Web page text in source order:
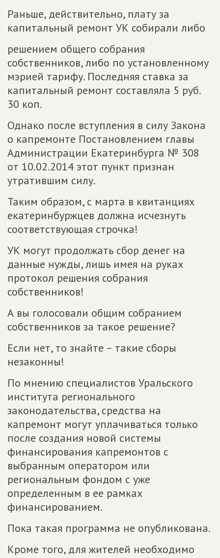
Раньше, действительно, плату за
капитальный ремонт УК собирали либо
решением общего собрания
собственников, либо по установленному
мэрией тарифу. Последняя ставка за
капитальный ремонт составляла 5 руб.
30 коп.
Однако после вступления в силу Закона
о капремонте Постановлением главы
Администрации Екатеринбурга № 308
от 10.02.2014 этот пункт признан
утратившим силу.
Таким образом, с марта в квитанциях
екатеринбуржцев должна исчезнуть
соответствующая строчка!
УК могут продолжать сбор денег на
данные нужды, лишь имея на руках
протокол решения собрания
собственников!
А вы голосовали общим собранием
собственников за такое решение?
Если нет, то знайте – такие сборы
незаконны!
По мнению специалистов Уральского
института регионального
законодательства, средства на
капремонт могут уплачиваться только
после создания новой системы
финансирования капремонтов с
выбранным оператором или
региональным фондом с уже
определенным в ее рамках
финансированием.
Пока такая программа не опубликована.
Кроме того, для жителей необходимо